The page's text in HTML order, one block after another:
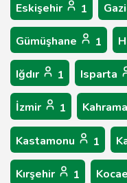
Eskişehir 1
Gümüşhane 1
Iğdır 1 Isparta
İzmir 1
Kastamonu 1
Kırşehir 1